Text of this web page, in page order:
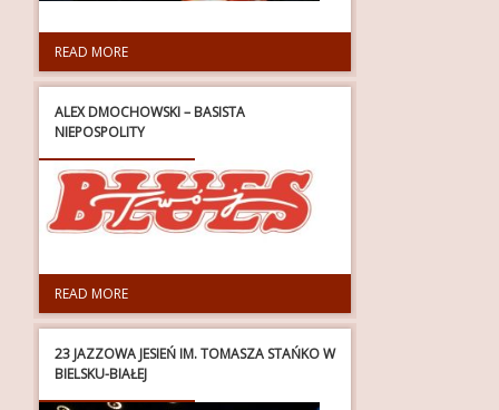
READ MORE
ALEX DMOCHOWSKI – BASISTA
NIEPOSPOLITY
READ MORE
23 JAZZOWA JESIEŃ IM. TOMASZA STAŃKO W
BIELSKU-BIAŁEJ